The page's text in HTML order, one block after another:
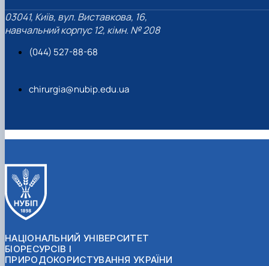
03041, Київ, вул. Виставкова, 16,
навчальний корпус 12, кімн. № 208
(044) 527-88-68
chirurgia@nubip.edu.ua
НАЦІОНАЛЬНИЙ УНІВЕРСИТЕТ
БІОРЕСУРСІВ І
ПРИРОДОКОРИСТУВАННЯ УКРАЇНИ